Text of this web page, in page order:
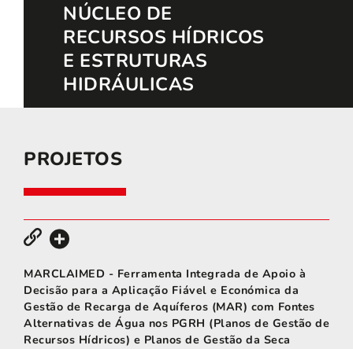
NÚCLEO DE
RECURSOS HÍDRICOS
E ESTRUTURAS
HIDRÁULICAS
PROJETOS
MARCLAIMED - Ferramenta Integrada de Apoio à
Decisão para a Aplicação Fiável e Económica da
Gestão de Recarga de Aquíferos (MAR) com Fontes
Alternativas de Água nos PGRH (Planos de Gestão de
Recursos Hídricos) e Planos de Gestão da Seca